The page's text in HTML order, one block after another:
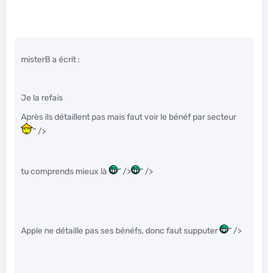
misterB a écrit :
Je la refais
Après ils détaillent pas mais faut voir le bénéf par secteur
" />
tu comprends mieux là " /> " />
Apple ne détaille pas ses bénéfs, donc faut supputer " />